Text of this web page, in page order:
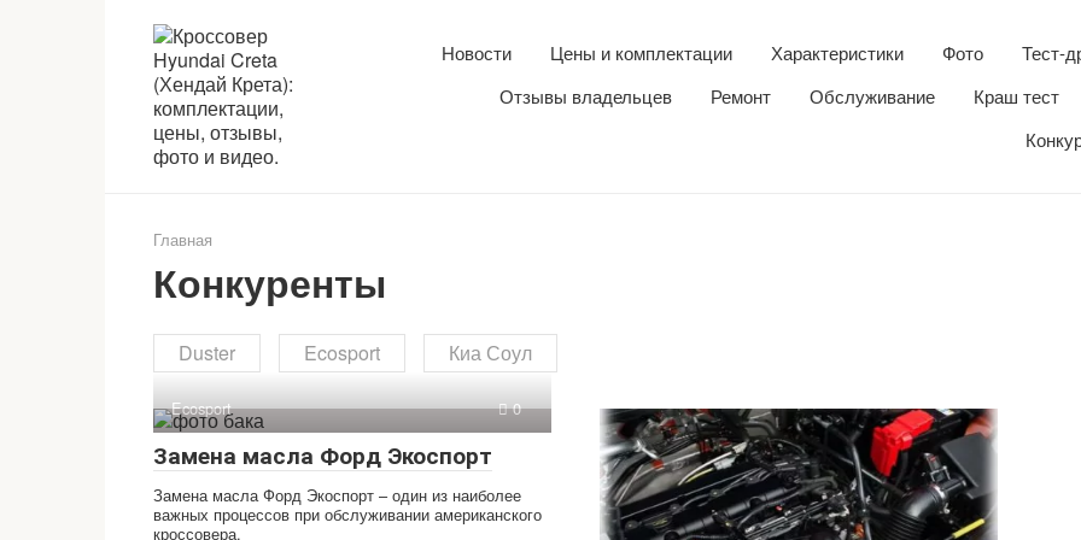
Новости Цены и комплектации Характеристики Фото
Тест-
Отзывы владельцев
Ремонт Обслуживание
Краш тест
Главная
Конкуренты
Duster Ecosport Киа Соул
Ecosport 0
Замена масла Форд Экоспорт
Замена масла Форд Экоспорт – один из наиболее
важных процессов при обслуживании американского
кроссовера.